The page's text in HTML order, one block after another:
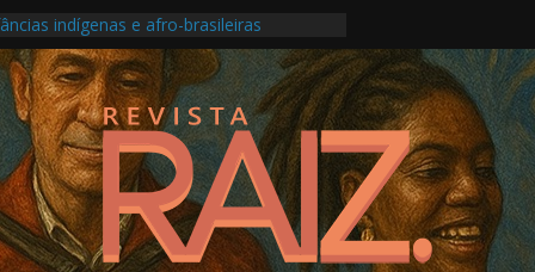
indígenas e afro-brasileiras
transforma roda carioca em álbum ao vivo
no Festival do Patrimônio em São Paulo
produção musical ligada à saúde mental
os Pontos de Cultura e as escolas